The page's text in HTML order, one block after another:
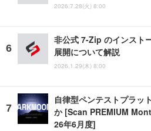
2026.7.28(火) 8:00
非公式 7-Zip のインスト
展開について解説
2026.1.29(木) 8:00
自律型ペンテストプラッ
か [Scan PREMIUM
26年6月度]